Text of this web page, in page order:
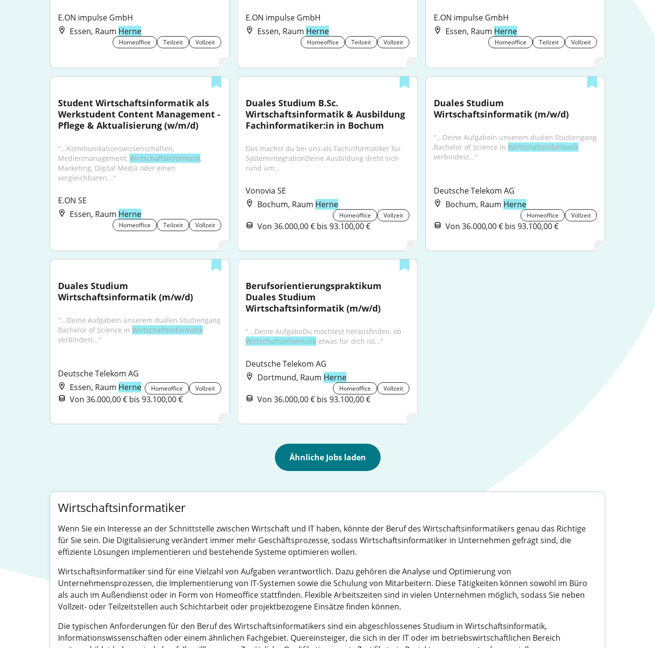
E.ON impulse GmbH
Essen, Raum Herne
Homeoffice Teilzeit Vollzeit
E.ON impulse GmbH
Essen, Raum Herne
Homeoffice Teilzeit Vollzeit
E.ON impulse GmbH
Essen, Raum Herne
Homeoffice Teilzeit Vollzeit
Student Wirtschaftsinformatik als
Werkstudent Content Management -
Pflege & Aktualisierung (w/m/d)
"...Kommunikationswissenschaften,
Medienmanagement, Wirtschaftsinformatik,
Marketing, Digital Media oder einen
vergleichbaren..."
E.ON SE
Essen, Raum Herne
Homeoffice Teilzeit Vollzeit
Duales Studium B.Sc.
Wirtschaftsinformatik & Ausbildung
Fachinformatiker:in in Bochum
Das machst du bei uns.als Fachinformatiker für
SystemintegrationDeine Ausbildung dreht sich
rund um...
Vonovia SE
Bochum, Raum Herne
Homeoffice Vollzeit
Von 36.000,00 € bis 93.100,00 €
Duales Studium
Wirtschaftsinformatik (m/w/d)
"...Deine AufgabeIn unserem dualen Studiengang
Bachelor of Science in Wirtschaftsinformatik
verbindest..."
Deutsche Telekom AG
Bochum, Raum Herne
Homeoffice Vollzeit
Von 36.000,00 € bis 93.100,00 €
Duales Studium
Wirtschaftsinformatik (m/w/d)
"...Deine AufgabeIn unserem dualen Studiengang
Bachelor of Science in Wirtschaftsinformatik
verbindest..."
Deutsche Telekom AG
Essen, Raum Herne Homeoffice Vollzeit
Von 36.000,00 € bis 93.100,00 €
Berufsorientierungspraktikum
Duales Studium
Wirtschaftsinformatik (m/w/d)
Wirtschaftsinformatik etwas für dich ist..."
Deutsche Telekom AG
Dortmund, Raum Herne
Homeoffice Vollzeit
Von 36.000,00 € bis 93.100,00 €
Ähnliche Jobs laden
Wirtschaftsinformatiker
Wenn Sie ein Interesse an der Schnittstelle zwischen Wirtschaft und IT haben, könnte der Beruf des Wirtschaftsinformatikers genau das Richtige
für Sie sein. Die Digitalisierung verändert immer mehr Geschäftsprozesse, sodass Wirtschaftsinformatiker in Unternehmen gefragt sind, die
effiziente Lösungen implementieren und bestehende Systeme optimieren wollen.
Wirtschaftsinformatiker sind für eine Vielzahl von Aufgaben verantwortlich. Dazu gehören die Analyse und Optimierung von
Unternehmensprozessen, die Implementierung von IT-Systemen sowie die Schulung von Mitarbeitern. Diese Tätigkeiten können sowohl im Büro
als auch im Außendienst oder in Form von Homeoffice stattfinden. Flexible Arbeitszeiten sind in vielen Unternehmen möglich, sodass Sie neben
Vollzeit- oder Teilzeitstellen auch Schichtarbeit oder projektbezogene Einsätze finden können.
Die typischen Anforderungen für den Beruf des Wirtschaftsinformatikers sind ein abgeschlossenes Studium in Wirtschaftsinformatik,
Informationswissenschaften oder einem ähnlichen Fachgebiet. Quereinsteiger, die sich in der IT oder im betriebswirtschaftlichen Bereich